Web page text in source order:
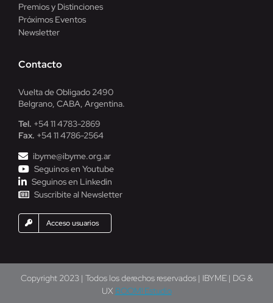
Premios y Distinciones
Próximos Eventos
Newsletter
Contacto
Vuelta de Obligado 2490
Belgrano, CABA, Argentina.
Tel. +54 11 4783-2869
Fax. +54 11 4786-2564
ibyme@ibyme.org.ar
Seguinos en Youtube
Seguinos en Linkedin
Suscribite al Newsletter
Acceso usuarios
Copyright 2023 | Todos los derechos reservados | IBYME | DG &
UX BOOM! Estudio